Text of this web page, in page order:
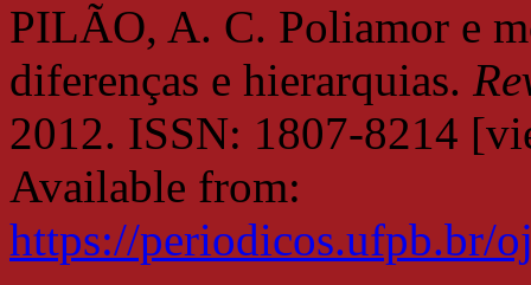
PILÃO, A. C. Poliamor e
diferenças e hierarquias.
2012. ISSN: 1807-8214
Available from:
https://periodicos.ufpb.br/